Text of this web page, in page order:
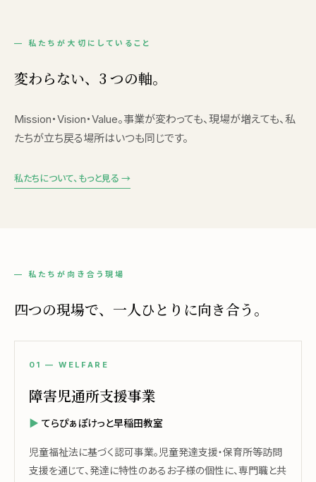
— 私たちが大切にしていること
変わらない、3 つの軸。
Mission・Vision・Value。事業が変わっても、現場が増えても、私
たちが立ち戻る場所はいつも同じです。
私たちについて、もっと見る →
— 私たちが向き合う現場
四つの現場で、一人ひとりに向き合う。
01 — WELFARE
障害児通所支援事業
てらぴぁぽけっと早稲田教室
児童福祉法に基づく認可事業。児童発達支援・保育所等訪問
支援を通じて、発達に特性のあるお子様の個性に、専門職と共